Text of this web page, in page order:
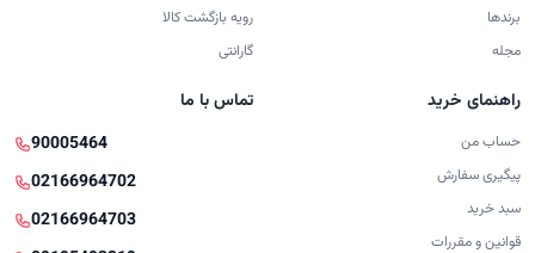
برندها
مجله
رویه بازگشت کالا
گارانتی
راهنمای خرید
حساب من
پیگیری سفارش
سبد خرید
قوانین و مقررات
تماس با ما
90005464
02166964702
02166964703